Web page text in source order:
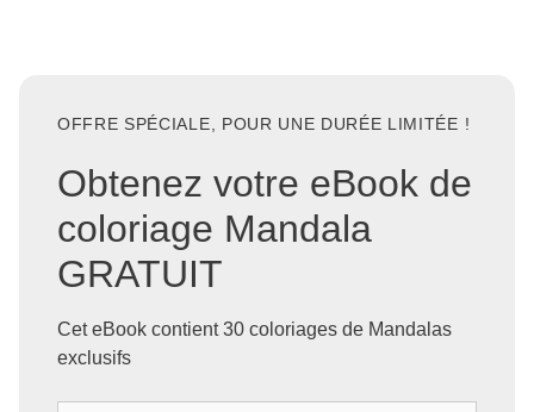
OFFRE SPÉCIALE, POUR UNE DURÉE LIMITÉE !
Obtenez votre eBook de
coloriage Mandala
GRATUIT
Cet eBook contient 30 coloriages de Mandalas
exclusifs